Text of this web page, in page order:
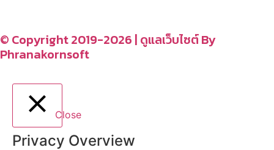
© Copyright 2019-2026 | ดูแลเว็บไซต์ By
Phranakornsoft
Close
Privacy Overview